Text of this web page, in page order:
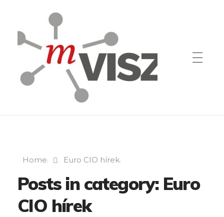
Home Euro CIO hírek
Posts in category: Euro
CIO hírek